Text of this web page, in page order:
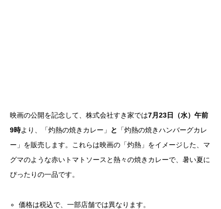
映画の公開を記念して、株式会社すき家では7月23日（水）午前
9時より、「灼熱の焼きカレー」 と
「灼熱の焼きハンバーグカレ
ー」を販売します。これらは映画の「灼熱」をイメージした、マ
グマのような赤いトマトソースと熱々の焼きカレーで、暑い夏に
ぴったりの一品です。
価格は税込で、一部店舗では異なります。